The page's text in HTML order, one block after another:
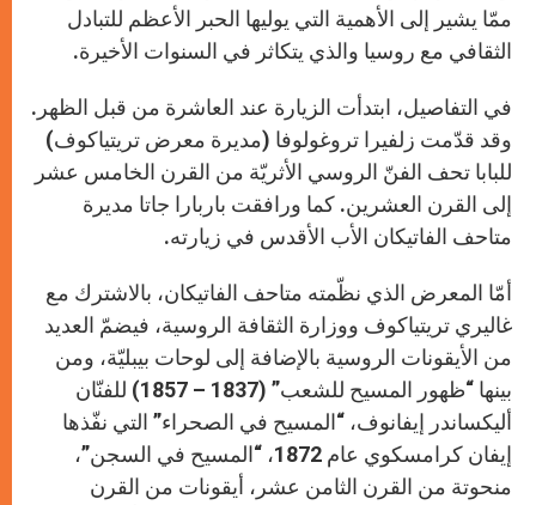
ممّا يشير إلى الأهمية التي يوليها الحبر الأعظم للتبادل
الثقافي مع روسيا والذي يتكاثر في السنوات الأخيرة.
في التفاصيل، ابتدأت الزيارة عند العاشرة من قبل الظهر.
وقد قدّمت زلفيرا تروغولوفا (مديرة معرض تريتياكوف)
للبابا تحف الفنّ الروسي الأثريّة من القرن الخامس عشر
إلى القرن العشرين. كما ورافقت باربارا جاتا مديرة
متاحف الفاتيكان الأب الأقدس في زيارته.
أمّا المعرض الذي نظّمته متاحف الفاتيكان، بالاشترك مع
غاليري تريتياكوف ووزارة الثقافة الروسية، فيضمّ العديد
من الأيقونات الروسية بالإضافة إلى لوحات بيبليّة، ومن
بينها “ظهور المسيح للشعب” (1837 – 1857) للفنّان
أليكساندر إيفانوف، “المسيح في الصحراء” التي نفّذها
إيفان كرامسكوي عام 1872، “المسيح في السجن”،
منحوتة من القرن الثامن عشر، أيقونات من القرن